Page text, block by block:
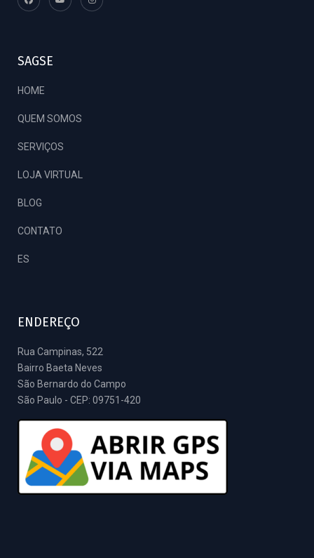
SAGSE
HOME
QUEM SOMOS
SERVIÇOS
LOJA VIRTUAL
BLOG
CONTATO
ES
ENDEREÇO
Rua Campinas, 522
Bairro Baeta Neves
São Bernardo do Campo
São Paulo - CEP: 09751-420